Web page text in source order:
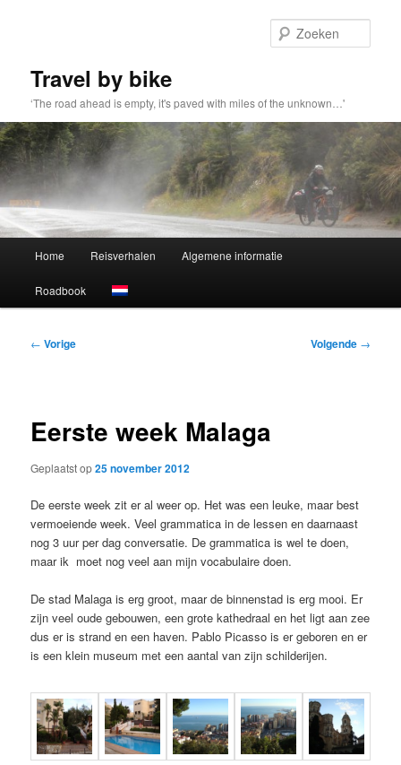
Travel by bike
‘The road ahead is empty, it's paved with miles of the unknown…'
Home Reisverhalen Algemene informatie
Roadbook
Bericht
← Vorige Volgende →
Eerste week Malaga
Geplaatst op25 november 2012
De eerste week zit er al weer op. Het was een leuke, maar best
vermoeiende week. Veel grammatica in de lessen en daarnaast
nog 3 uur per dag conversatie. De grammatica is wel te doen,
maar ik moet nog veel aan mijn vocabulaire doen.
De stad Malaga is erg groot, maar de binnenstad is erg mooi. Er
zijn veel oude gebouwen, een grote kathedraal en het ligt aan zee
dus er is strand en een haven. Pablo Picasso is er geboren en er
is een klein museum met een aantal van zijn schilderijen.